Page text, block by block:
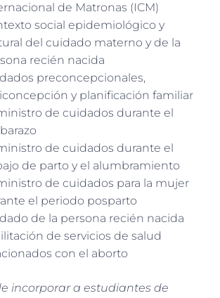
de Matronas (ICM)
social epidemiológico y
del cuidado materno y de la
recién nacida
preconcepcionales,
y planificación familiar
de cuidados durante el
de cuidados durante el
de parto y el alumbramiento
de cuidados para la mujer
el periodo posparto
de la persona recién nacida
de servicios de salud
con el aborto
incorporar a estudiantes de